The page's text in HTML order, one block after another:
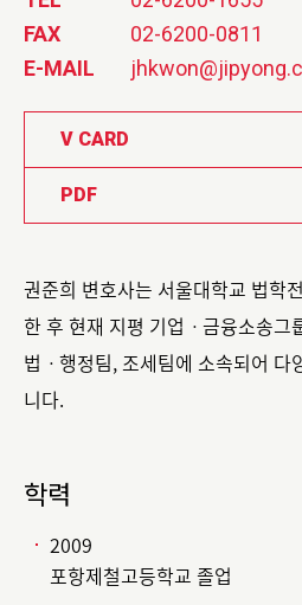
FAX
02-6200-0811
E-MAIL
V CARD
PDF
권준희 변호사는 서울대학교 법학
한 후 현재 지평 기업ㆍ금융소송그
법ㆍ행정팀, 조세팀에 소속되어 다
니다.
학력
2009
포항제철고등학교 졸업